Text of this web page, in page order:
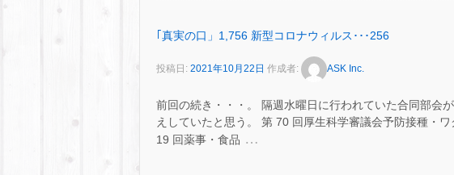
｢真実の口」1,756 新型コロナウィルス･･･256
投稿日: 2021年10月22日 作成者: ASK Inc.
前回の続き・・・。 隔週水曜日に行われていた合同部会
えしていたと思う。 第 70 回厚生科学審議会予防接種・
19 回薬事・食品 …